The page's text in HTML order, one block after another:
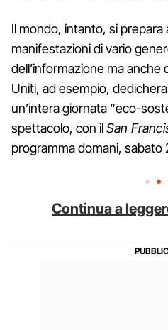
Il mondo, intanto, si prepara
manifestazioni di vario
dell’informazione ma
Uniti, ad esempio,
un’intera giornata “eco-
spettacolo, con ilSan
programma domani, sabato
Continua a